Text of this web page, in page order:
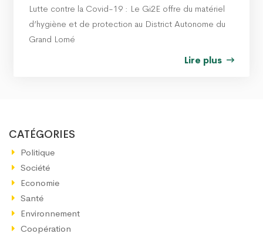
Lutte contre la Covid-19 : Le Gi2E offre du matériel
d’hygiène et de protection au District Autonome du
Grand Lomé
Lire plus
CATÉGORIES
Politique
Société
Economie
Santé
Environnement
Coopération